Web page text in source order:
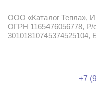
ООО «Каталог Тепла»,
ОГРН 1165476056778, Р/
+7